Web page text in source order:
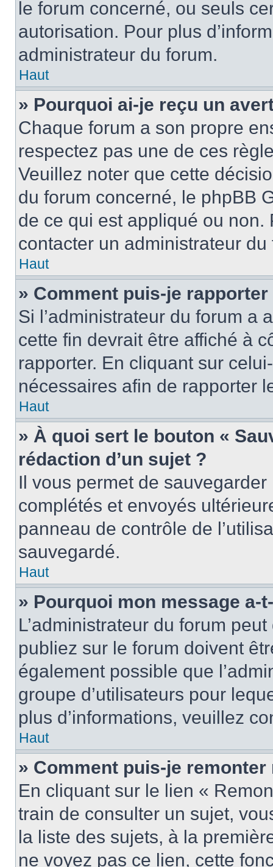
le forum concerné, ou seuls
autorisation. Pour plus
administrateur du forum.
Haut
» Pourquoi ai-je reçu un
Chaque forum a son propre
respectez pas une de ces
Veuillez noter que cette
du forum concerné, le phpBB
de ce qui est appliqué ou non.
contacter un administrateur du
Haut
» Comment puis-je
Si l’administrateur du forum a
cette fin devrait être affiché à
rapporter. En cliquant sur
nécessaires afin de rapporter
Haut
» À quoi sert le bouton «
rédaction d’un sujet ?
Il vous permet de
complétés et envoyés
panneau de contrôle de
sauvegardé.
Haut
» Pourquoi mon message a-
L’administrateur du forum
publiez sur le forum doivent
également possible que
groupe d’utilisateurs pour
plus d’informations, veuillez
Haut
» Comment puis-je
En cliquant sur le lien «
train de consulter un sujet,
la liste des sujets, à la
ne voyez pas ce lien, cette